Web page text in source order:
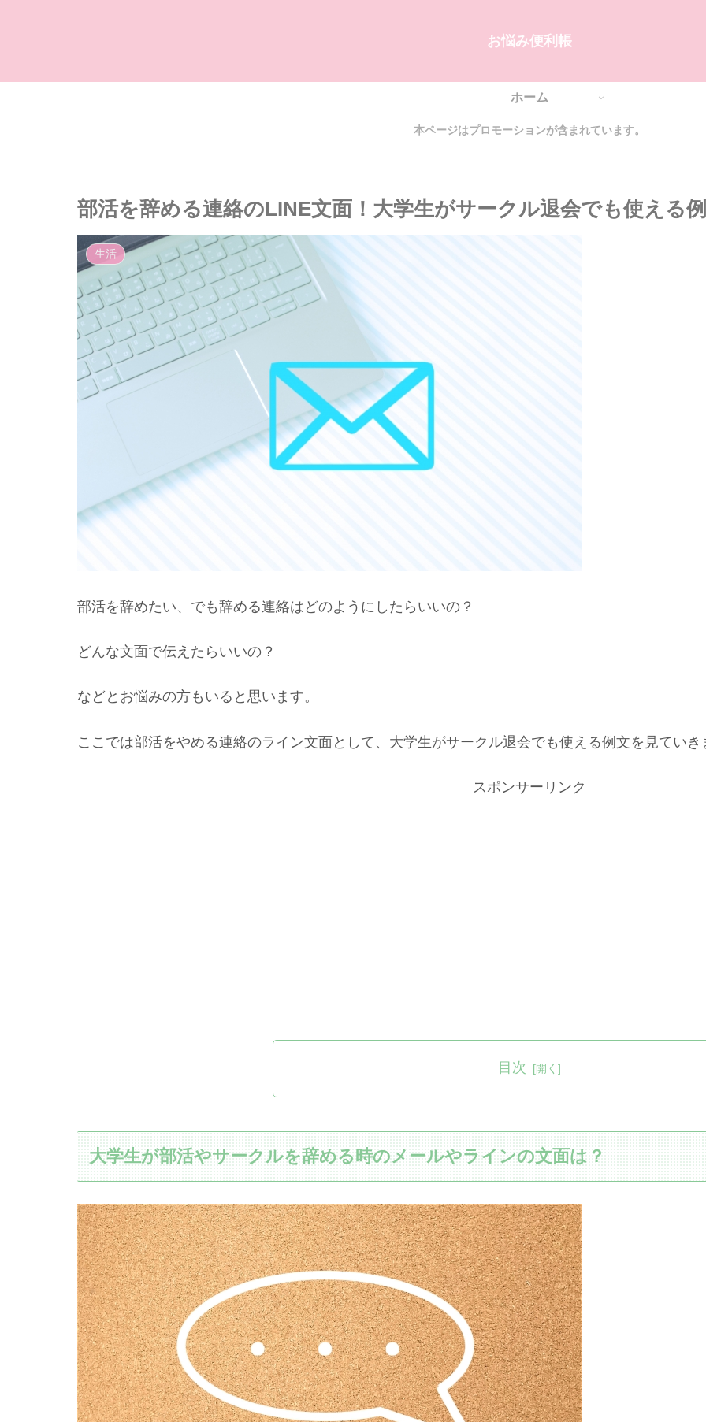
お悩み便利帳
ホーム
本ページはプロモーションが含まれています。
部活を辞める連絡のLINE文面！大学生がサークル退会でも使える
生活
部活を辞めたい、でも辞める連絡はどのようにしたらいいの？
どんな文面で伝えたらいいの？
などとお悩みの方もいると思います。
ここでは部活をやめる連絡のライン文面として、大学生がサークル退会でも使える例文を見ていき
スポンサーリンク
目次
大学生が部活やサークルを辞める時のメールやラインの文面は？